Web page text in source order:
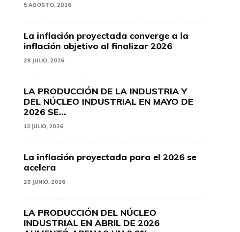
5 AGOSTO, 2026
La inflación proyectada converge a la
inflación objetivo al finalizar 2026
28 JULIO, 2026
LA PRODUCCIÓN DE LA INDUSTRIA Y
DEL NÚCLEO INDUSTRIAL EN MAYO DE
2026 SE...
13 JULIO, 2026
La inflación proyectada para el 2026 se
acelera
29 JUNIO, 2026
LA PRODUCCIÓN DEL NÚCLEO
INDUSTRIAL EN ABRIL DE 2026